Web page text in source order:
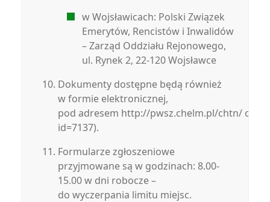
w Wojsławicach: Polski Związek
Emerytów, Rencistów i Inwalidów
– Zarząd Oddziału Rejonowego,
ul. Rynek 2, 22-120 Wojsławce
Dokumenty dostępne będą również
w formie elektronicznej,
pod adresem http://pwsz.chelm.pl/chtn/ oraz
id=7137).
Formularze zgłoszeniowe
przyjmowane są w godzinach: 8.00-
15.00 w dni robocze –
do wyczerpania limitu miejsc.